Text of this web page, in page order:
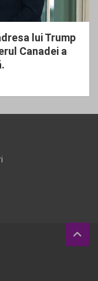
lui Trump
Canadei a